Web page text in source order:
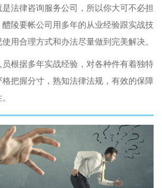
是法律咨询服务公司，所以你大可不必担
陵要帐公司用多年的从业经验跟实战技
用合理方式和办法尽量做到完美解决。
员根据多年实战经验，对各种件有着独特
把握分寸，熟知法律法规，有效的保障